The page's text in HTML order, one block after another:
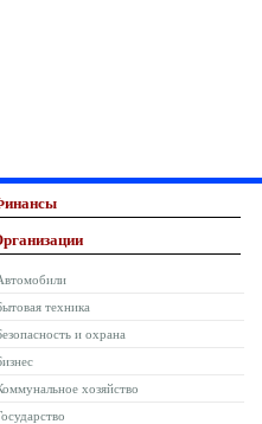
техника
и охрана
хозяйство